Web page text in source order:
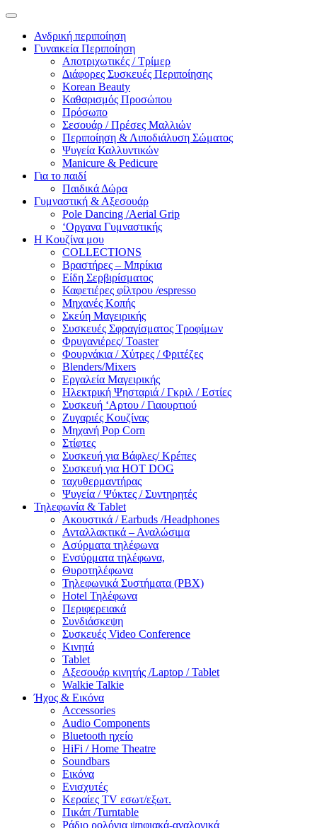
Ανδρική περιποίηση
Γυναικεία Περιποίηση
Αποτριχωτικές / Τρίμερ
Διάφορες Συσκευές Περιποίησης
Korean Beauty
Καθαρισμός Προσώπου
Πρόσωπο
Σεσουάρ / Πρέσες Μαλλιών
Περιποίηση & Λιποδιάλυση Σώματος
Ψυγεία Καλλυντικών
Manicure & Pedicure
Για το παιδί
Παιδικά Δώρα
Γυμναστική & Αξεσουάρ
Pole Dancing /Aerial Grip
‘Οργανα Γυμναστικής
Η Κουζίνα μου
COLLECTIONS
Βραστήρες – Μπρίκια
Είδη Σερβιρίσματος
Καφετιέρες φίλτρου /espresso
Μηχανές Κοπής
Σκεύη Μαγειρικής
Συσκευές Σφραγίσματος Τροφίμων
Φρυγανιέρες/ Toaster
Φουρνάκια / Χύτρες / Φριτέζες
Blenders/Mixers
Εργαλεία Μαγειρικής
Ηλεκτρική Ψησταριά / Γκριλ / Eστίες
Συσκευή ‘Αρτου / Γιαουρτιού
Ζυγαριές Κουζίνας
Μηχανή Pop Corn
Στίφτες
Συσκευή για Βάφλες/ Κρέπες
Συσκευή για HOT DOG
ταχυθερμαντήρας
Ψυγεία / Ψύκτες / Συντηρητές
Τηλεφωνία & Tablet
Ακουστικά / Earbuds /Headphones
Ανταλλακτικά – Αναλώσιμα
Ασύρματα τηλέφωνα
Ενσύρματα τηλέφωνα,
Θυροτηλέφωνα
Τηλεφωνικά Συστήματα (PBX)
Hotel Τηλέφωνα
Περιφερειακά
Συνδιάσκεψη
Συσκευές Video Conference
Κινητά
Tablet
Αξεσουάρ κινητής /Laptop / Tablet
Walkie Talkie
Ήχος & Εικόνα
Accessories
Audio Components
Bluetooth ηχείο
HiFi / Home Theatre
Soundbars
Εικόνα
Ενισχυτές
Κεραίες TV εσωτ/εξωτ.
Πικάπ /Turntable
Ράδιο ρολόγια ψηφιακά-αναλογικά